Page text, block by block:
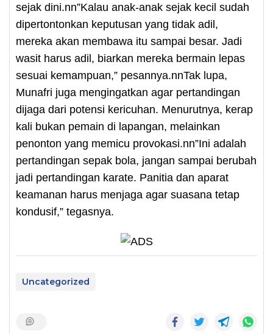
sejak dini.nn”Kalau anak-anak sejak kecil sudah
dipertontonkan keputusan yang tidak adil,
mereka akan membawa itu sampai besar. Jadi
wasit harus adil, biarkan mereka bermain lepas
sesuai kemampuan,” pesannya.nnTak lupa,
Munafri juga mengingatkan agar pertandingan
dijaga dari potensi kericuhan. Menurutnya, kerap
kali bukan pemain di lapangan, melainkan
penonton yang memicu provokasi.nn”Ini adalah
pertandingan sepak bola, jangan sampai berubah
jadi pertandingan karate. Panitia dan aparat
keamanan harus menjaga agar suasana tetap
kondusif,” tegasnya.
Uncategorized